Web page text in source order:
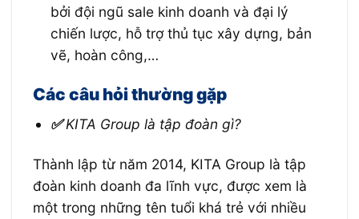
bởi đội ngũ sale kinh doanh và đại lý
chiến lược, hỗ trợ thủ tục xây dựng, bản
vẽ, hoàn công,…
Các câu hỏi thường gặp
✅KITA Group là tập đoàn gì?
Thành lập từ năm 2014, KITA Group là tập
đoàn kinh doanh đa lĩnh vực, được xem là
một trong những tên tuổi khá trẻ với nhiều